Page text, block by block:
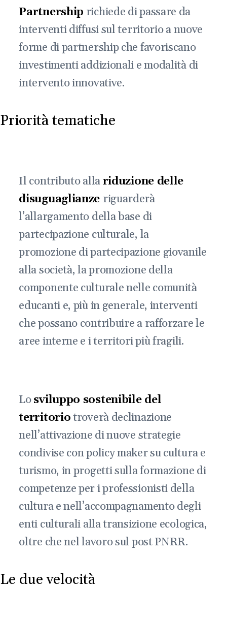
Partnership richiede di passare da
interventi diffusi sul territorio a nuove
forme di partnership che favoriscano
investimenti addizionali e modalità di
intervento innovative.
Priorità tematiche
Il contributo allariduzione delle
disuguaglianze riguarderà
l’allargamento della base di
partecipazione culturale, la
promozione di partecipazione giovanile
alla società, la promozione della
componente culturale nelle comunità
educanti e, più in generale, interventi
che possano contribuire a rafforzare le
aree interne e i territori più fragili.
Losviluppo sostenibile del
territoriotroverà declinazione
nell’attivazione di nuove strategie
condivise con policy maker su cultura e
turismo, in progetti sulla formazione di
competenze per i professionisti della
cultura e nell’accompagnamento degli
enti culturali alla transizione ecologica,
oltre che nel lavoro sul post PNRR.
Le due velocità